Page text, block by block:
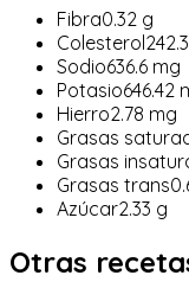
Fibra0.32 g
Colesterol
Sodio636.6 mg
Potasio646.42
Hierro2.78 mg
Grasas
Grasas
Grasas trans
Azúcar2.33 g
Otras